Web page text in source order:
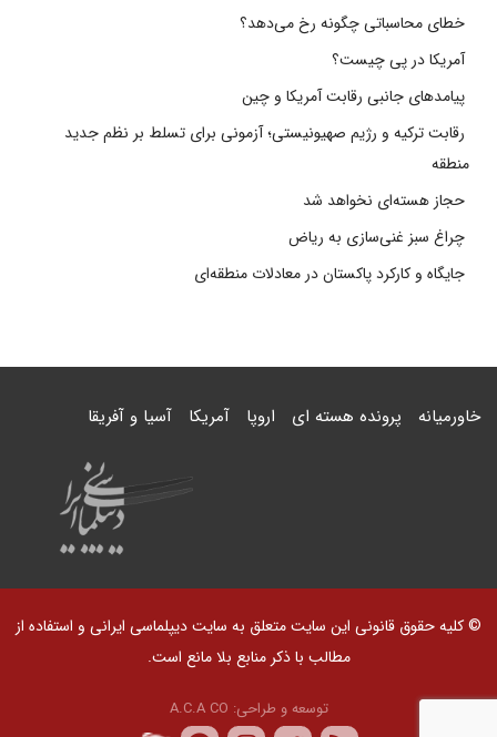
خطای محاسباتی چگونه رخ می‌دهد؟
آمریکا در پی چیست؟
پیامدهای جانبی رقابت آمریکا و چین
رقابت ترکیه و رژیم صهیونیستی؛ آزمونی برای تسلط بر نظم جدید
منطقه
حجاز هسته‌ای نخواهد شد
چراغ سبز غنی‌سازی به ریاض
جایگاه و کارکرد پاکستان در معادلات منطقه‌ای
خاورمیانه پرونده هسته ای اروپا آمریکا آسیا و آفریقا
© کلیه حقوق قانونی این سایت متعلق به سایت دیپلماسی ایرانی و استفاده از
مطالب با ذکر منابع بلا مانع است.
توسعه و طراحی: A.C.A CO